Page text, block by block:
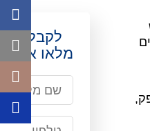
לקבלת
מלאו את